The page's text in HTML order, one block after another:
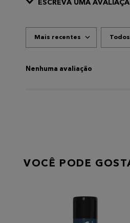
ESCREVA UMA
Endereço de email
Mais recentes Todos
Nenhuma avaliação
VOCÊ PODE